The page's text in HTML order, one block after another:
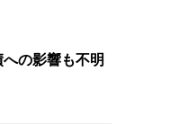
の影響も不明